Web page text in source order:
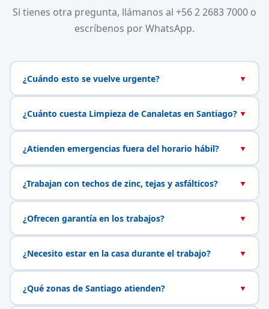
Si tienes otra pregunta, llámanos al +56 2 2683 7000 o
escríbenos por WhatsApp.
¿Cuándo esto se vuelve urgente? ▼
¿Cuánto cuesta Limpieza de Canaletas en Santiago? ▼
¿Atienden emergencias fuera del horario hábil? ▼
¿Trabajan con techos de zinc, tejas y asfálticos? ▼
¿Ofrecen garantía en los trabajos? ▼
¿Necesito estar en la casa durante el trabajo? ▼
¿Qué zonas de Santiago atienden? ▼